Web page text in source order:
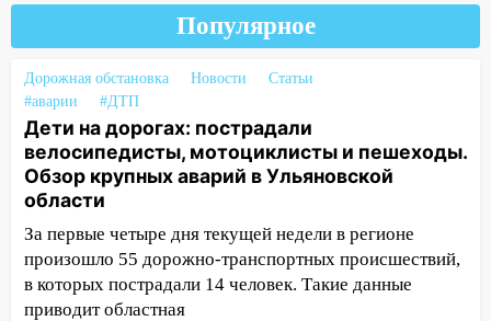
утра 10 августа
05:18 Судьба готовит сюрприз: гороскоп
на 8 августа — кому повезет с
деньгами, а кого ждет неожиданная
встреча
04:47 В Ульяновской области объявили
ракетную опасность: звучат сирены
07.08.2026
20:40 Ульяновские аграрии смогут
купить тракторы с отсрочкой платежа
до декабря
Популярное
Дорожная обстановка Новости
Статьи
#аварии
#ДТП
Дети на дорогах: пострадали
велосипедисты, мотоциклисты и пешеходы.
Обзор крупных аварий в Ульяновской
области
За первые четыре дня текущей недели в регионе
произошло 55 дорожно-транспортных происшествий,
в которых пострадали 14 человек. Такие данные
приводит областная